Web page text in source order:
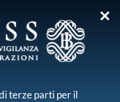
✕
terze parti per il